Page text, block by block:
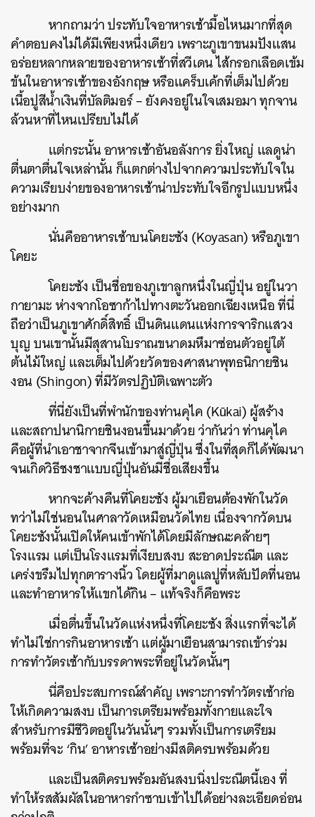
หากถามว่า ประทับใจอาหารเช้ามื้อไหนมากที่สุด
คำตอบคงไม่ได้มีเพียงหนึ่งเดียว เพราะภูเขาขนมปังแสน
อร่อยหลากหลายของอาหารเช้าที่สวีเดน ไส้กรอกเลือดเข้ม
ข้นในอาหารเช้าของอังกฤษ หรือแคร็บเค้กที่เต็มไปด้วย
เนื้อปูสีน้ำเงินที่บัลติมอร์ – ยังคงอยู่ในใจเสมอมา ทุกจาน
ล้วนหาที่ไหนเปรียบไม่ได้
แต่กระนั้น อาหารเช้าอันอลังการ ยิ่งใหญ่ แลดูน่า
ตื่นตาตื่นใจเหล่านั้น ก็แตกต่างไปจากความประทับใจใน
ความเรียบง่ายของอาหารเช้าน่าประทับใจอีกรูปแบบหนึ่ง
อย่างมาก
นั่นคืออาหารเช้าบนโคยะซัง (Koyasan) หรือภูเขา
โคยะ
โคยะซัง เป็นชื่อของภูเขาลูกหนึ่งในญี่ปุ่น อยู่ในวา
กายามะ ห่างจากโอซาก้าไปทางตะวันออกเฉียงเหนือ ที่นี่
ถือว่าเป็นภูเขาศักดิ์สิทธิ์ เป็นดินแดนแห่งการจาริกแสวง
บุญ บนเขานั้นมีสุสานโบราณขนาดมหึมาซ่อนตัวอยู่ใต้
ต้นไม้ใหญ่ และเต็มไปด้วยวัดของศาสนาพุทธนิกายชิน
งอน (Shingon) ที่มีวัตรปฏิบัติเฉพาะตัว
ที่นี่ยังเป็นที่พำนักของท่านคุไค (Kūkai) ผู้สร้าง
และสถาปนานิกายชินงอนขึ้นมาด้วย ว่ากันว่า ท่านคุไค
คือผู้ที่นำเอาชาจากจีนเข้ามาสู่ญี่ปุ่น ซึ่งในที่สุดก็ได้พัฒนา
จนเกิดวิธีชงชาแบบญี่ปุ่นอันมีชื่อเสียงขึ้น
หากจะค้างคืนที่โคยะซัง ผู้มาเยือนต้องพักในวัด
ทว่าไม่ใช่นอนในศาลาวัดเหมือนวัดไทย เนื่องจากวัดบน
โคยะซังนั้นเปิดให้คนเข้าพักได้โดยมีลักษณะคล้ายๆ
โรงแรม แต่เป็นโรงแรมที่เงียบสงบ สะอาดประณีต และ
เคร่งขรึมไปทุกตารางนิ้ว โดยผู้ที่มาดูแลปูที่หลับปัดที่นอน
และทำอาหารให้แขกได้กิน – แท้จริงก็คือพระ
เมื่อตื่นขึ้นในวัดแห่งหนึ่งที่โคยะซัง สิ่งแรกที่จะได้
ทำไม่ใช่การกินอาหารเช้า แต่ผู้มาเยือนสามารถเข้าร่วม
การทำวัตรเช้ากับบรรดาพระที่อยู่ในวัดนั้นๆ
นี่คือประสบการณ์สำคัญ เพราะการทำวัตรเช้าก่อ
ให้เกิดความสงบ เป็นการเตรียมพร้อมทั้งกายและใจ
สำหรับการมีชีวิตอยู่ในวันนั้นๆ รวมทั้งเป็นการเตรียม
พร้อมที่จะ ‘กิน’ อาหารเช้าอย่างมีสติครบพร้อมด้วย
และเป็นสติครบพร้อมอันสงบนิ่งประณีตนี้เอง ที่
ทำให้รสสัมผัสในอาหารกำซาบเข้าไปได้อย่างละเอียดอ่อน